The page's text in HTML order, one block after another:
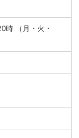
時 （月・火・